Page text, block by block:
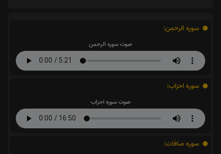
سوره الرحمن:
صوت سوره الرحمن
سوره احزاب:
صوت سوره احزاب
سوره صافات: